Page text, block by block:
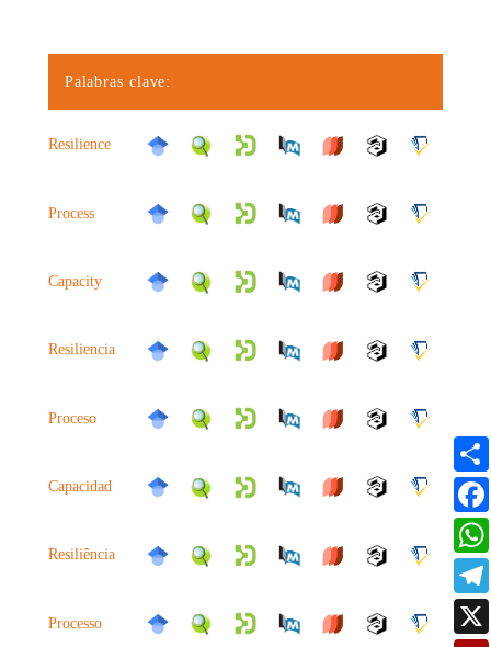
Palabras clave:
Resilience
Process
Capacity
Resiliencia
Proceso
Capacidad
Resiliência
Processo